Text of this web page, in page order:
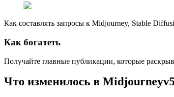
Как составлять запросы к Midjourney, Stable
Как богатеть
Получайте главные публикации, которые
Что изменилось в